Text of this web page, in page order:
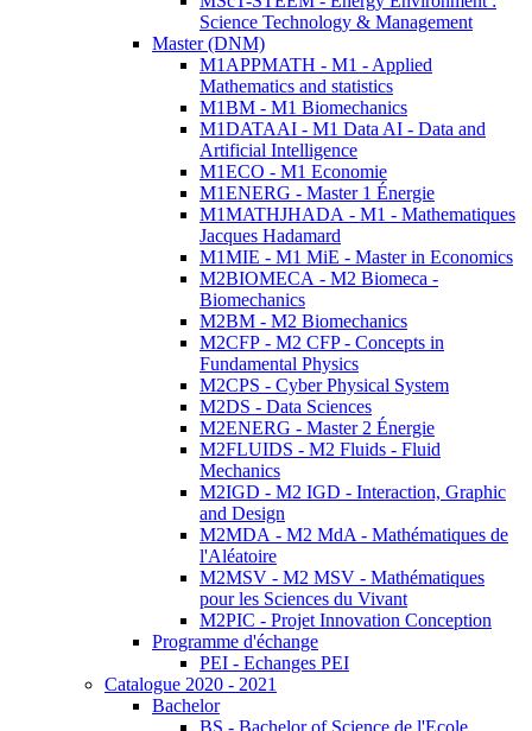
Science Technology & Management
Master (DNM)
M1APPMATH - M1 - Applied
Mathematics and statistics
M1BM - M1 Biomechanics
M1DATAAI - M1 Data AI - Data and
Artificial Intelligence
M1ECO - M1 Economie
M1ENERG - Master 1 Énergie
M1MATHJHADA - M1 - Mathematiques
Jacques Hadamard
M1MIE - M1 MiE - Master in Economics
M2BIOMECA - M2 Biomeca -
Biomechanics
M2BM - M2 Biomechanics
M2CFP - M2 CFP - Concepts in
Fundamental Physics
M2CPS - Cyber Physical System
M2DS - Data Sciences
M2ENERG - Master 2 Énergie
M2FLUIDS - M2 Fluids - Fluid
Mechanics
M2IGD - M2 IGD - Interaction, Graphic
and Design
M2MDA - M2 MdA - Mathématiques de
l'Aléatoire
M2MSV - M2 MSV - Mathématiques
pour les Sciences du Vivant
M2PIC - Projet Innovation Conception
Programme d'échange
PEI - Echanges PEI
Catalogue 2020 - 2021
Bachelor
BS - Bachelor of Science de l'Ecole